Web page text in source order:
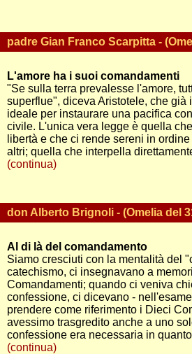
padre Gian Franco Scarpitta -
L'amore ha i suoi comandamenti
"Se sulla terra prevalesse l'amore,
superflue", diceva Aristotele, che già
ideale per instaurare una pacifica
civile. L'unica vera legge è quella
libertà e che ci rende sereni in
altri; quella che interpella
(continua)
don Alberto Brignoli - (Omelia del
Al di là del comandamento
Siamo cresciuti con la mentalità del
catechismo, ci insegnavano a
Comandamenti; quando ci veniva
confessione, ci dicevano -
prendere come riferimento i Dieci
avessimo trasgredito anche a uno
confessione era necessaria in
(continua)